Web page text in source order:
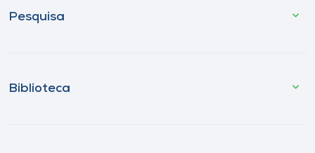
Pesquisa
Biblioteca